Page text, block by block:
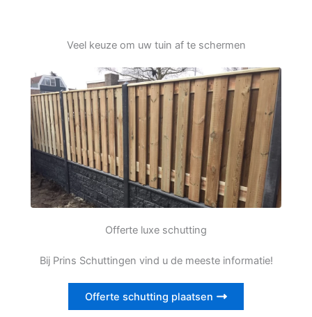
Veel keuze om uw tuin af te schermen
Offerte luxe schutting
Bij Prins Schuttingen vind u de meeste informatie!
Offerte schutting plaatsen